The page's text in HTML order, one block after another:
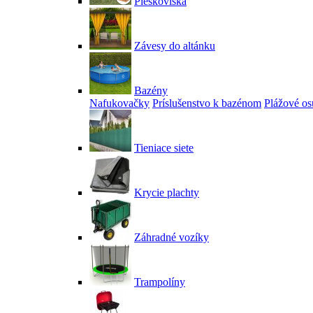
Závesy do altánku
Bazény
Nafukovačky Príslušenstvo k bazénom Plážové
Tieniace siete
Krycie plachty
Záhradné vozíky
Trampolíny